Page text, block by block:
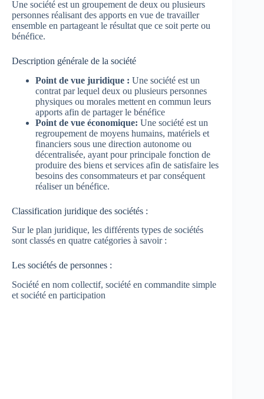
Une société est un groupement de deux ou plusieurs
personnes réalisant des apports en vue de travailler
ensemble en partageant le résultat que ce soit perte ou
bénéfice.
Description générale de la société
Point de vue juridique : Une société est un
contrat par lequel deux ou plusieurs personnes
physiques ou morales mettent en commun leurs
apports afin de partager le bénéfice
Point de vue économique: Une société est un
regroupement de moyens humains, matériels et
financiers sous une direction autonome ou
décentralisée, ayant pour principale fonction de
produire des biens et services afin de satisfaire les
besoins des consommateurs et par conséquent
réaliser un bénéfice.
Classification juridique des sociétés :
Sur le plan juridique, les différents types de sociétés
sont classés en quatre catégories à savoir :
Les sociétés de personnes :
Société en nom collectif, société en commandite simple
et société en participation